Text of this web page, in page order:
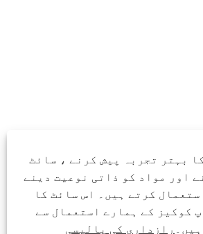
بہتر تجربہ پیش کرنے ، سائٹ
اور مواد کو ذاتی نوعیت دینے
کرتے ہیں۔ اس سائٹ کا
کوکیز کے ہمارے استعمال سے
رازداری کی پالیسی